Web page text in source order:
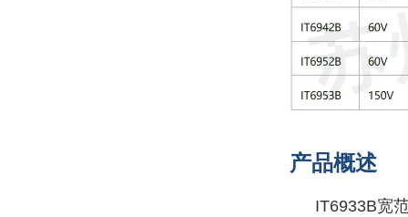
产品概述
IT6933B宽